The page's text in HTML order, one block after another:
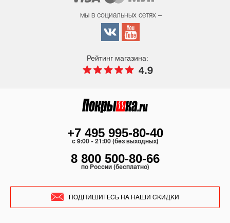
мы в социальных сетях –
Рейтинг магазина:
4.9
+7 495 995-80-40
c 9:00 - 21:00 (без выходных)
8 800 500-80-66
по России (бесплатно)
ПОДПИШИТЕСЬ НА НАШИ СКИДКИ